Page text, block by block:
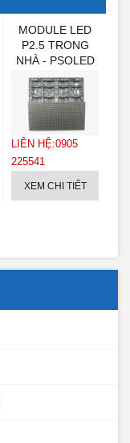
MODULE LED
P2.5 TRONG
NHÀ - PSOLED
LIÊN HỆ:0905
225541
XEM CHI TIẾT